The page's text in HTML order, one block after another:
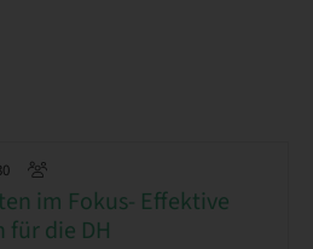
im Fokus- Effektive
für die DH